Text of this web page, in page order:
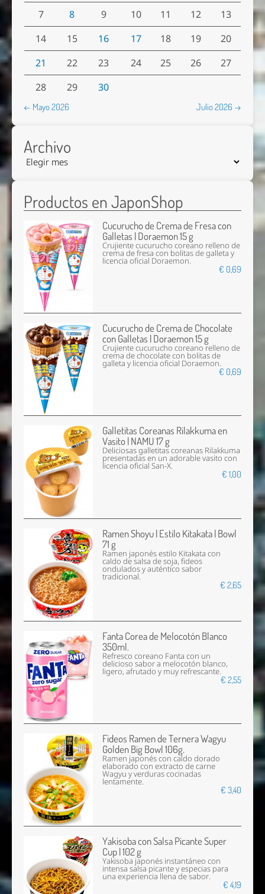
7 8 9 10 11 12
13
14
15 16 17 18 19
20
21
22 23 24 25 26
27
28
29 30
← Mayo 2026 Julio 2026 →
Archivo
Productos en JaponShop
Cucurucho de Crema de Fresa con
Galletas | Doraemon 15 g
Crujiente cucurucho coreano relleno de
crema de fresa con bolitas de galleta y
licencia oficial Doraemon.
€ 0,69
Cucurucho de Crema de Chocolate
con Galletas | Doraemon 15 g
Crujiente cucurucho coreano relleno de
crema de chocolate con bolitas de
galleta y licencia oficial Doraemon.
€ 0,69
Galletitas Coreanas Rilakkuma en
Vasito | NAMU 17 g
Deliciosas galletitas coreanas Rilakkuma
presentadas en un adorable vasito con
licencia oficial San-X.
€ 1,00
Ramen Shoyu | Estilo Kitakata | Bowl
71 g
Ramen japonés estilo Kitakata con
caldo de salsa de soja, fideos
ondulados y auténtico sabor
tradicional.
€ 2,65
Fanta Corea de Melocotón Blanco
350ml.
Refresco coreano Fanta con un
delicioso sabor a melocotón blanco,
ligero, afrutado y muy refrescante.
€ 2,55
Fideos Ramen de Ternera Wagyu
Golden Big Bowl 106g.
Ramen japonés con caldo dorado
elaborado con extracto de carne
Wagyu y verduras cocinadas
lentamente.
€ 3,40
Yakisoba con Salsa Picante Super
Cup | 102 g
Yakisoba japonés instantáneo con
intensa salsa picante y especias para
una experiencia llena de sabor.
€ 4,19